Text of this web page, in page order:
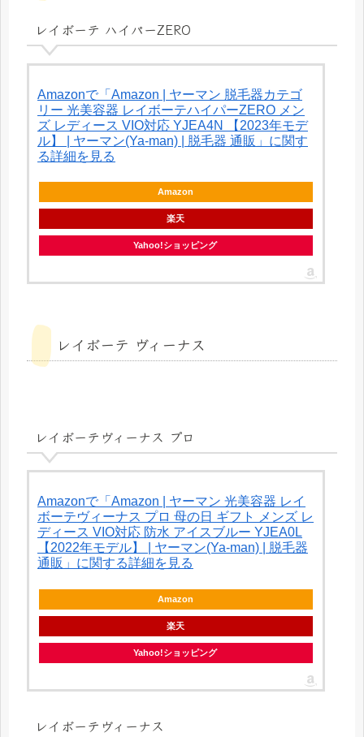
レイボーテ ハイパーZERO
Amazonで「Amazon | ヤーマン 脱毛器カテゴ
リー 光美容器 レイボーテハイパーZERO メン
ズ レディース VIO対応 YJEA4N 【2023年モデ
ル】 | ヤーマン(Ya-man) | 脱毛器 通販」に関す
る詳細を見る
Amazon
楽天
Yahoo!ショッピング
レイボーテ ヴィーナス
レイボーテヴィーナス プロ
Amazonで「Amazon | ヤーマン 光美容器 レイ
ボーテヴィーナス プロ 母の日 ギフト メンズ レ
ディース VIO対応 防水 アイスブルー YJEA0L
【2022年モデル】 | ヤーマン(Ya-man) | 脱毛器
通販」に関する詳細を見る
Amazon
楽天
Yahoo!ショッピング
レイボーテヴィーナス